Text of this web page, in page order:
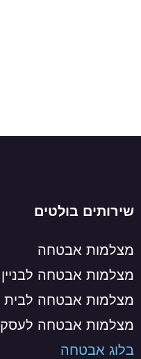
שירותים בולטים
מצלמות אבטחה
מצלמות אבטחה לבניין
מצלמות אבטחה לבית
מצלמות אבטחה לעסק
בלוג אבטחה